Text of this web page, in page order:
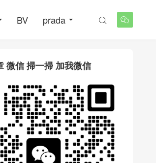
BV prada 

微信 掃一掃 加我微信